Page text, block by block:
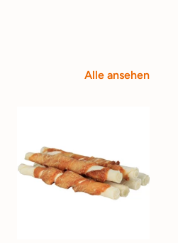
Alle ansehen